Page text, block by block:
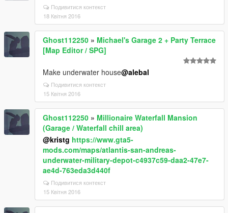
Подивитися контекст
18 Квітня 2016
Ghost112250 » Michael's Garage 2 + Party Terrace
[Map Editor / SPG]
Make underwater house@alebal
Подивитися контекст
15 Квітня 2016
Ghost112250 » Millionaire Waterfall Mansion
(Garage / Waterfall chill area)
@kristg https://www.gta5-
mods.com/maps/atlantis-san-andreas-
underwater-military-depot-c4937c59-daa2-47e7-
ae4d-763eda3d440f
Подивитися контекст
15 Квітня 2016